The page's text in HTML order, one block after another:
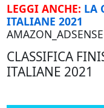
LEGGI ANCHE: LA
ITALIANE 2021
AMAZON_ADSENSE
CLASSIFICA
ITALIANE 2021